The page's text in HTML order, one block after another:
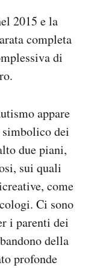
2015 e la
completa
di
appare
dei
due piani,
sui quali
come
Ci sono
i parenti dei
della
profonde